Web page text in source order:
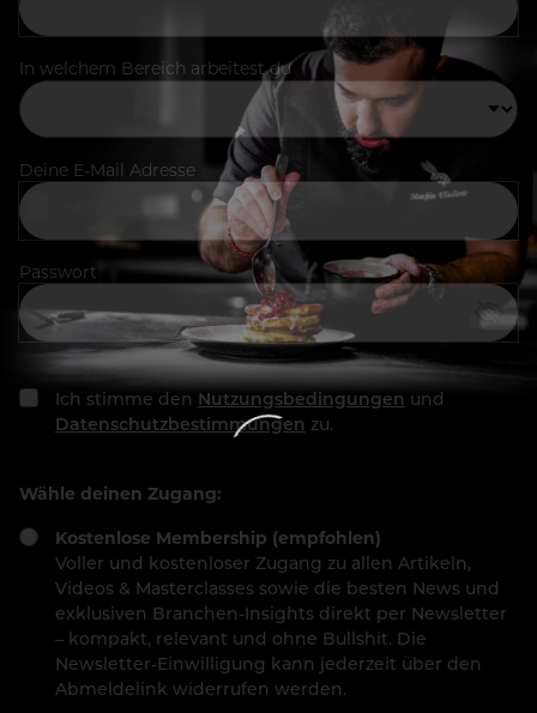
In welchem Bereich arbeitest du
Deine E-Mail Adresse
Passwort
Ich stimme den Nutzungsbedingungen und
Datenschutzbestimmungen zu.
Wähle deinen Zugang:
Kostenlose Membership (empfohlen)
Voller und kostenloser Zugang zu allen Artikeln,
Videos & Masterclasses sowie die besten News und
exklusiven Branchen-Insights direkt per Newsletter
– kompakt, relevant und ohne Bullshit. Die
Newsletter-Einwilligung kann jederzeit über den
Abmeldelink widerrufen werden.